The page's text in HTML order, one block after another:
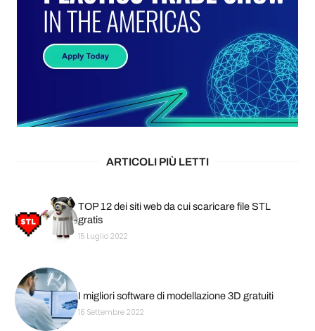
ARTICOLI PIÙ LETTI
TOP 12 dei siti web da cui scaricare file STL
gratis
15 Luglio 2022
I migliori software di modellazione 3D gratuiti
16 Settembre 2022